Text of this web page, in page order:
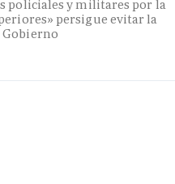
policiales y militares por la
persigue evitar la